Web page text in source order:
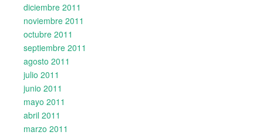
diciembre 2011
noviembre 2011
octubre 2011
septiembre 2011
agosto 2011
julio 2011
junio 2011
mayo 2011
abril 2011
marzo 2011